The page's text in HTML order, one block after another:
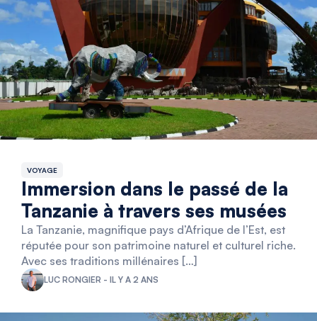
VOYAGE
Immersion dans le passé de la
Tanzanie à travers ses musées
La Tanzanie, magnifique pays d’Afrique de l’Est, est
réputée pour son patrimoine naturel et culturel riche.
Avec ses traditions millénaires […]
LUC RONGIER - IL Y A 2 ANS